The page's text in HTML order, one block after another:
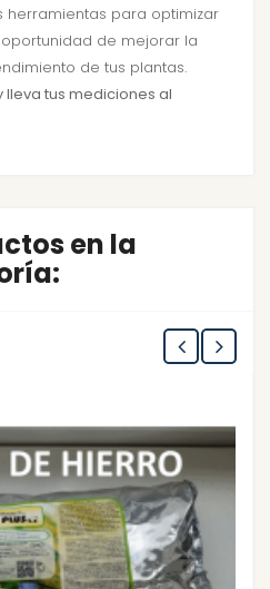
para optimizar
de mejorar la
de tus plantas.
lleva tus mediciones al
en la